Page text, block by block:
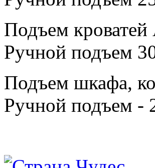
Подъем
Ручной подъем
Подъем шкафа,
Ручной подъем -